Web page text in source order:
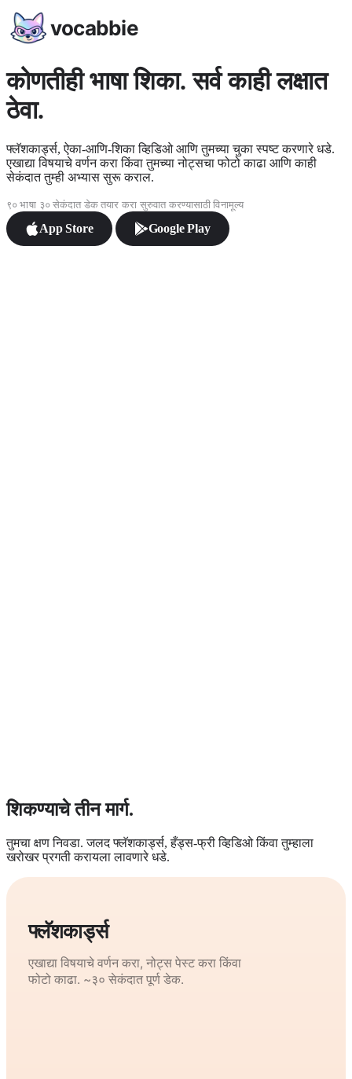
vocabbie
कोणतीही भाषा शिका. सर्व काही लक्षात
ठेवा.
फ्लॅशकार्ड्स, ऐका-आणि-शिका व्हिडिओ आणि तुमच्या चुका स्पष्ट करणारे धडे.
एखाद्या विषयाचे वर्णन करा किंवा तुमच्या नोट्सचा फोटो काढा आणि काही
सेकंदात तुम्ही अभ्यास सुरू कराल.
९० भाषा ३० सेकंदात डेक तयार करा सुरुवात करण्यासाठी विनामूल्य
App Store Google Play
शिकण्याचे तीन मार्ग.
तुमचा क्षण निवडा. जलद फ्लॅशकार्ड्स, हँड्स-फ्री व्हिडिओ किंवा तुम्हाला
खरोखर प्रगती करायला लावणारे धडे.
फ्लॅशकार्ड्स
एखाद्या विषयाचे वर्णन करा, नोट्स पेस्ट करा किंवा
फोटो काढा. ~३० सेकंदात पूर्ण डेक.